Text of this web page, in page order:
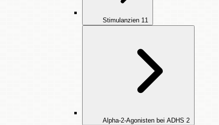
Stimulanzien 11
Alpha-2-Agonisten bei ADHS 2